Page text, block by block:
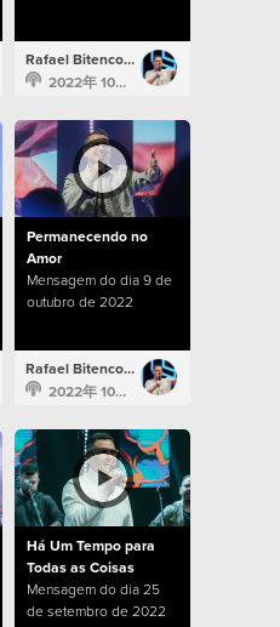
Rafael Bitencourt
2022年 10月 23日
Permanecendo no
Amor
Mensagem do dia 9 de
outubro de 2022
Rafael Bitencourt
2022年 10月 9日
Há Um Tempo para
Todas as Coisas
Mensagem do dia 25
de setembro de 2022